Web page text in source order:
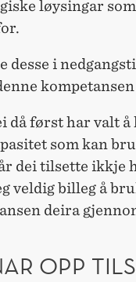
løysingar
desse i
då først har valt å
som kan
dei tilsette ikkje
veldig billeg å
deira
OPP